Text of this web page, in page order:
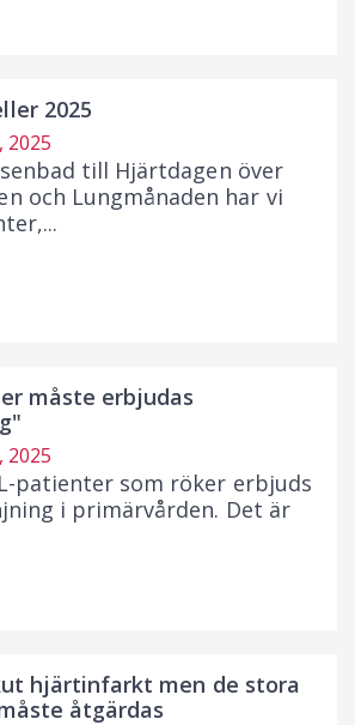
2025
2025
till Hjärtdagen över
och Lungmånaden har vi
måste erbjudas
2025
patienter som röker erbjuds
i primärvården. Det är
hjärtinfarkt men de stora
åtgärdas